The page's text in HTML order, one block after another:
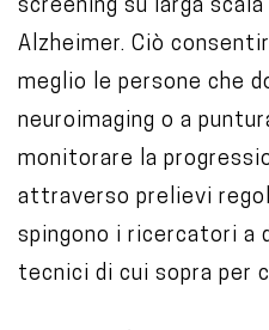
screening su larga
Alzheimer. Ciò
meglio le persone che
neuroimaging o a
monitorare la
attraverso prelievi
spingono i ricercatori a
tecnici di cui sopra per